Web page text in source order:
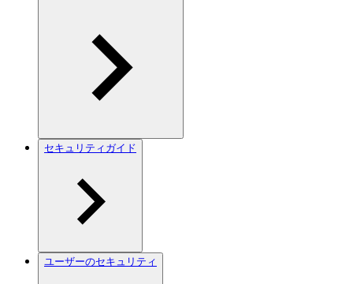
セキュリティガイド
ユーザーのセキュリティ